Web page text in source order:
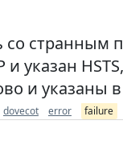
странным
указан
и указаны
dovecot error failure